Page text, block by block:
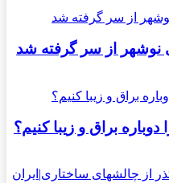
نوشهر از سر گرفته شد
براق و زیبا کنیم؟